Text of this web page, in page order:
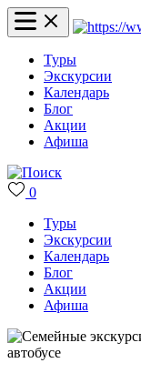
Туры
Экскурсии
Календарь
Блог
Акции
Афиша
0
Туры
Экскурсии
Календарь
Блог
Акции
Афиша